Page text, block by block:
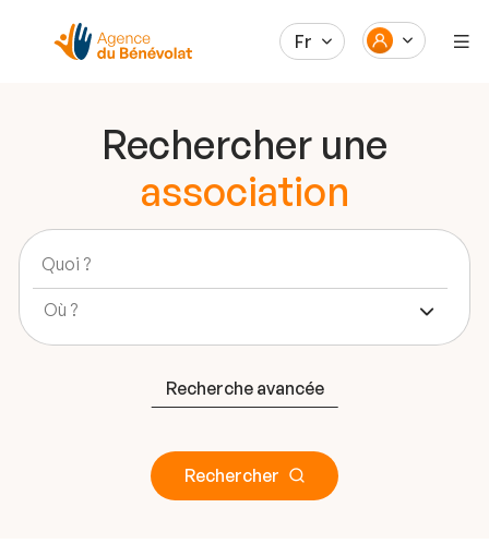
Fr
Rechercher une
association
Recherche avancée
Rechercher